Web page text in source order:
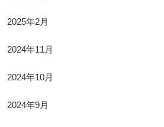
2025年2月
2024年11月
2024年10月
2024年9月